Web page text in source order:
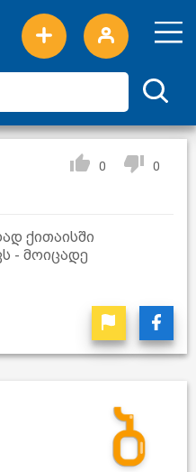
0 0
ქითაისში
- მოიცადე